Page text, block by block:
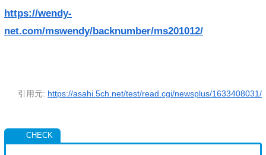
https://wendy-
net.com/mswendy/backnumber/ms201012/
引用元: https://asahi.5ch.net/test/read.cgi/newsplus/1633408031/